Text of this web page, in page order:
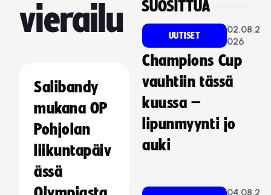
vierailu
Salibandy
mukana OP
Pohjolan
liikuntapäiv
ässä
SUOSITTUA
UUTISET
02.08.2
026
Champions Cup
vauhtiin tässä
kuussa –
lipunmyynti jo
auki
04.08.2